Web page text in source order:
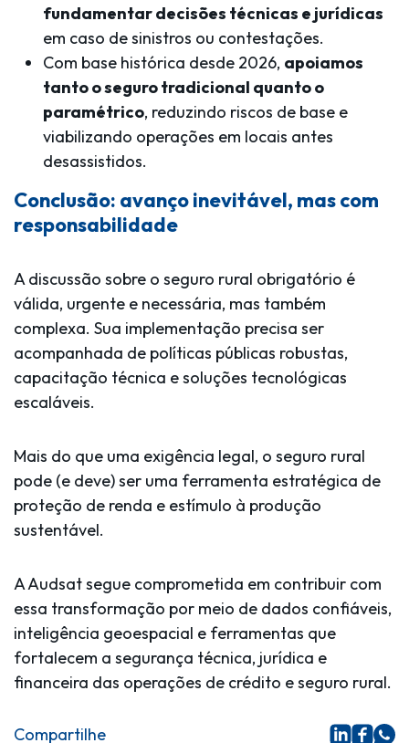
fundamentar decisões técnicas e jurídicas
em caso de sinistros ou contestações.
Com base histórica desde 2026, apoiamos
tanto o seguro tradicional quanto o
paramétrico, reduzindo riscos de base e
viabilizando operações em locais antes
desassistidos.
Conclusão: avanço inevitável, mas com
responsabilidade
A discussão sobre o seguro rural obrigatório é
válida, urgente e necessária, mas também
complexa. Sua implementação precisa ser
acompanhada de políticas públicas robustas,
capacitação técnica e soluções tecnológicas
escaláveis.
Mais do que uma exigência legal, o seguro rural
pode (e deve) ser uma ferramenta estratégica de
proteção de renda e estímulo à produção
sustentável.
A Audsat segue comprometida em contribuir com
essa transformação por meio de dados confiáveis,
inteligência geoespacial e ferramentas que
fortalecem a segurança técnica, jurídica e
financeira das operações de crédito e seguro rural.
Compartilhe